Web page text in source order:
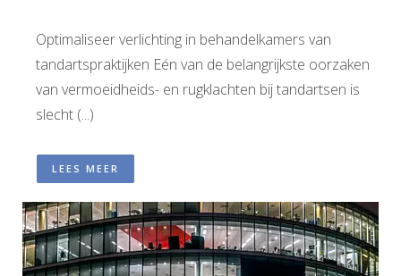
Optimaliseer verlichting in behandelkamers van
tandartspraktijken Eén van de belangrijkste oorzaken
van vermoeidheids- en rugklachten bij tandartsen is
slecht (...)
LEES MEER